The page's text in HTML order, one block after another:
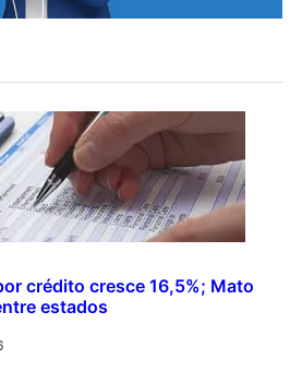
crédito cresce 16,5%; Mato
estados